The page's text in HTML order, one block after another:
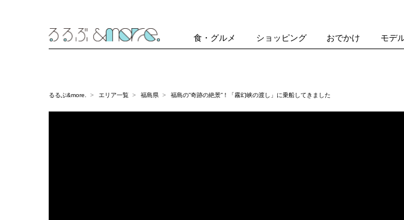
食・グルメ ショッピング おでかけ モデ
るるぶ&more. エリア一覧 福島県 福島の‟奇跡の絶景”！「霧幻峡の渡し」に乗船してきました